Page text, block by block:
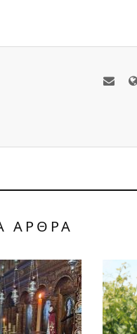
ΑΡΘΡΑ